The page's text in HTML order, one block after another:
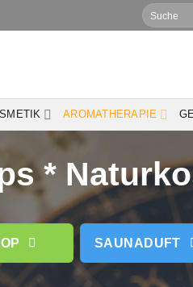
Suchen
nach:
AROMATHERAPIE
*
SAUNADUFT